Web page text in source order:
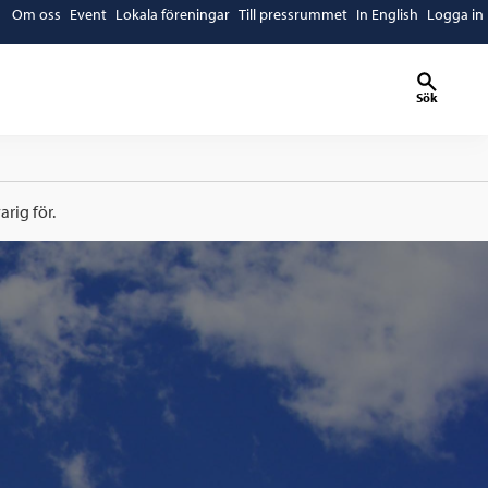
Om oss Event Lokala föreningar Till pressrummet In English Logga in
Sök
för.